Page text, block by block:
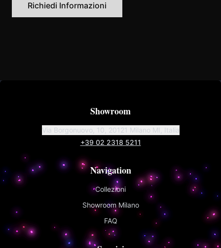
Richiedi Informazioni
Showroom
Via Borgonuovo, 10, 20121 Milano MI, Italia
+39 02 2318 5211
Navigation
Collezioni
Showroom Milano
FAQ